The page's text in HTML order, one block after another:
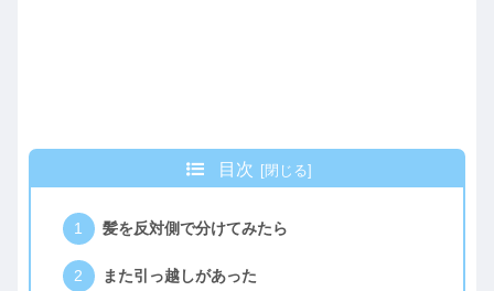
目次
髪を反対側で分けてみたら
また引っ越しがあった